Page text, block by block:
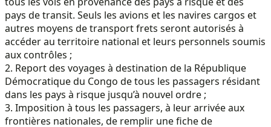
pays de transit. Seuls les avions et les navires cargos et
autres moyens de transport frets seront autorisés à
accéder au territoire national et leurs personnels soumis
aux contrôles ;
2. Report des voyages à destination de la République
Démocratique du Congo de tous les passagers résidant
dans les pays à risque jusqu’à nouvel ordre ;
3. Imposition à tous les passagers, à leur arrivée aux
frontières nationales, de remplir une fiche de